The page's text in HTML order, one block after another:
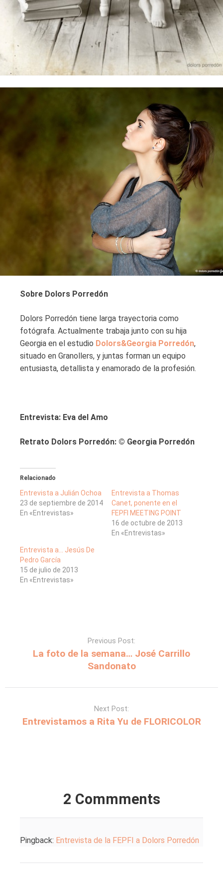
Sobre Dolors Porredón
Dolors Porredón tiene larga trayectoria como
fotógrafa. Actualmente trabaja junto con su hija
Georgia en el estudio Dolors&Georgia Porredón,
situado en Granollers, y juntas forman un equipo
entusiasta, detallista y enamorado de la profesión.
Entrevista: Eva del Amo
Retrato Dolors Porredón: © Georgia Porredón
Relacionado
Entrevista a Julián Ochoa
23 de septiembre de 2014
En «Entrevistas»
Entrevista a Thomas
Canet, ponente en el
FEPFI MEETING POINT
16 de octubre de 2013
En «Entrevistas»
Entrevista a… Jesús De
Pedro García
15 de julio de 2013
En «Entrevistas»
Previous Post:
La foto de la semana… José Carrillo
Sandonato
Next Post:
Entrevistamos a Rita Yu de FLORICOLOR
2 Commments
Pingback: Entrevista de la FEPFI a Dolors Porredón